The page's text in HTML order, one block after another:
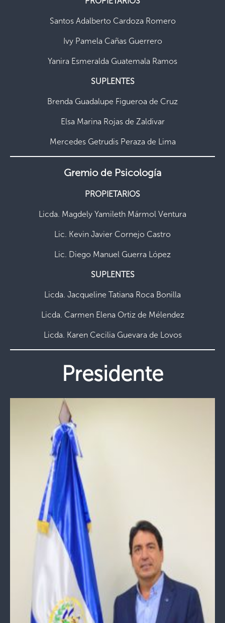
Santos Adalberto Cardoza Romero
Ivy Pamela Cañas Guerrero
Yanira Esmeralda Guatemala Ramos
SUPLENTES
Brenda Guadalupe Figueroa de Cruz
Elsa Marina Rojas de Zaldivar
Mercedes Getrudis Peraza de Lima
Gremio de Psicología
PROPIETARIOS
Licda. Magdely Yamileth Mármol Ventura
Lic. Kevin Javier Cornejo Castro
Lic. Diego Manuel Guerra López
SUPLENTES
Licda. Jacqueline Tatiana Roca Bonilla
Licda. Carmen Elena Ortiz de Mélendez
Licda. Karen Cecilia Guevara de Lovos
Presidente